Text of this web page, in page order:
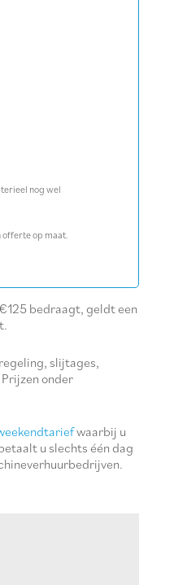
nog wel
offerte op maat.
bedraagt, geldt een
slijtages,
onder
waarbij u
u slechts één dag